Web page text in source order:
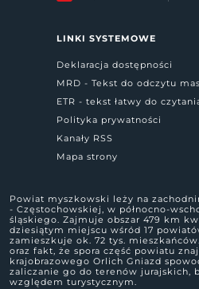
LINKI SYSTEMOWE
Deklaracja dostępności
MRD - Tekst do odczytu
ETR - tekst łatwy do
Polityka prywatności
Kanały RSS
Mapa strony
Powiat myszkowski leży na
- Częstochowskiej, w północno-
śląskiego. Zajmuje obszar 479 km
dziesiątym miejscu wśród 17
zamieszkuje ok. 72 tys.
oraz fakt, że spora część powiatu
krajobrazowego Orlich Gniazd
zaliczanie go do terenów jurajskich,
względem turystycznym.